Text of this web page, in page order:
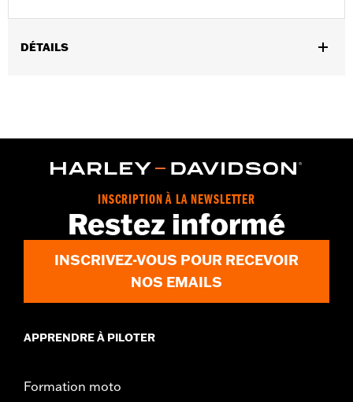
DÉTAILS
Dos extensible - Basique,Poignets ajustables,Tour de taille
ajustable
Fermeture éclair à double sens sur le devant,Poches
, , ,
Poches de protection
GARANTIE:Garantie limitée de 2 ans - Rendez-vous sur
d.com/warrantypour plus de détails
Jacket Style:Moto
INSCRIPTION À LA NEWSLETTER
Restez informé
INSCRIVEZ-VOUS POUR RECEVOIR
NOS EMAILS
APPRENDRE À PILOTER
Formation moto